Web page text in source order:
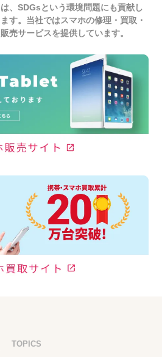
は、SDGsという環境問題にも貢献し
ます。当社ではスマホの修理・買取・
販売サービスを提供しています。
TOPICS